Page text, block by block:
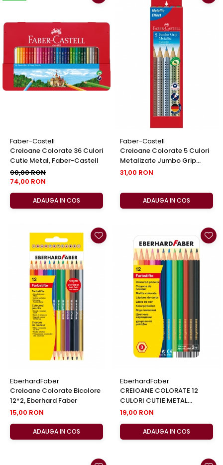
Faber-Castell
Creioane Colorate 36 Culori
Cutie Metal, Faber-Castell
90,00 RON
74,00 RON
ADAUGA IN COS
Faber-Castell
Creioane Colorate 5 Culori
Metalizate Jumbo Grip
Faber-Castell
31,00 RON
ADAUGA IN COS
EberhardFaber
Creioane Colorate Bicolore
12*2, Eberhard Faber
15,00 RON
ADAUGA IN COS
EberhardFaber
CREIOANE COLORATE 12
CULORI CUTIE METAL
EBERHARD FABER
19,00 RON
ADAUGA IN COS